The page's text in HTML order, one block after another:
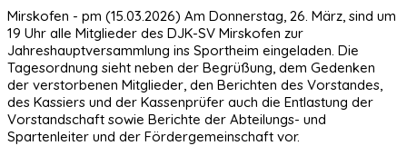
Mirskofen - pm (15.03.2026) Am Donnerstag, 26. März, sind um
19 Uhr alle Mitglieder des DJK-SV Mirskofen zur
Jahreshauptversammlung ins Sportheim eingeladen. Die
Tagesordnung sieht neben der Begrüßung, dem Gedenken
der verstorbenen Mitglieder, den Berichten des Vorstandes,
des Kassiers und der Kassenprüfer auch die Entlastung der
Vorstandschaft sowie Berichte der Abteilungs- und
Spartenleiter und der Fördergemeinschaft vor.